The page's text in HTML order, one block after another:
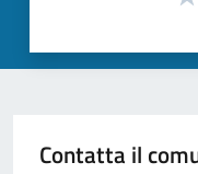
Contatta il